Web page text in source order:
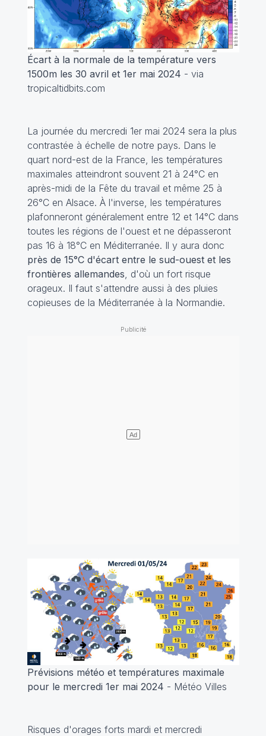
Écart à la normale de la température vers
1500m les 30 avril et 1er mai 2024 - via
tropicaltidbits.com
La journée du mercredi 1er mai 2024 sera la plus
contrastée à échelle de notre pays. Dans le
quart nord-est de la France, les températures
maximales atteindront souvent 21 à 24°C en
après-midi de la Fête du travail et même 25 à
26°C en Alsace. À l'inverse, les températures
plafonneront généralement entre 12 et 14°C dans
toutes les régions de l'ouest et ne dépasseront
pas 16 à 18°C en Méditerranée. Il y aura donc
près de 15°C d'écart entre le sud-ouest et les
frontières allemandes, d'où un fort risque
orageux. Il faut s'attendre aussi à des pluies
copieuses de la Méditerranée à la Normandie.
Prévisions météo et températures maximale
pour le mercredi 1er mai 2024 - Météo Villes
Risques d'orages forts mardi et mercredi